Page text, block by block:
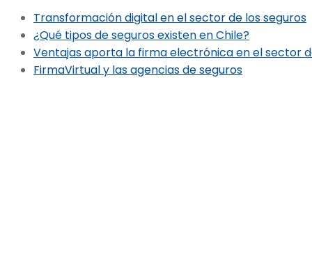
Transformación digital en el sector de los seguros
¿Qué tipos de seguros existen en Chile?
Ventajas aporta la firma electrónica en el sector
FirmaVirtual y las agencias de seguros